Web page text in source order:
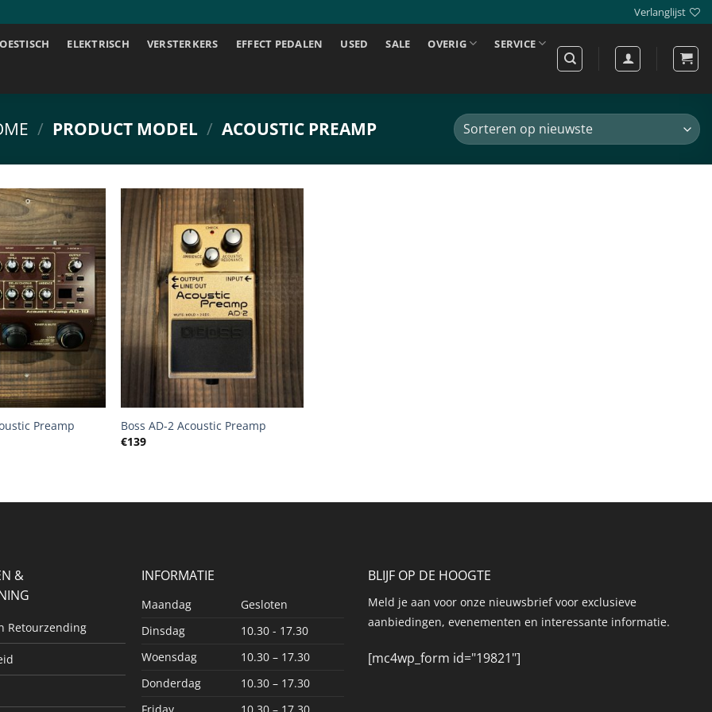
Verlanglijst
ELEKTRISCH VERSTERKERS EFFECT PEDALEN USED SALE OVERIG SERVICE
/ PRODUCT MODEL / ACOUSTIC PREAMP
Preamp
Boss AD-2 Acoustic Preamp
€139
&
Retourzending
INFORMATIE
Maandag
Gesloten
Dinsdag
10.30 - 17.30
Woensdag
10.30 – 17.30
Donderdag
10.30 – 17.30
BLIJF OP DE HOOGTE
Meld je aan voor onze nieuwsbrief voor exclusieve
aanbiedingen, evenementen en interessante informatie.
[mc4wp_form id="19821"]